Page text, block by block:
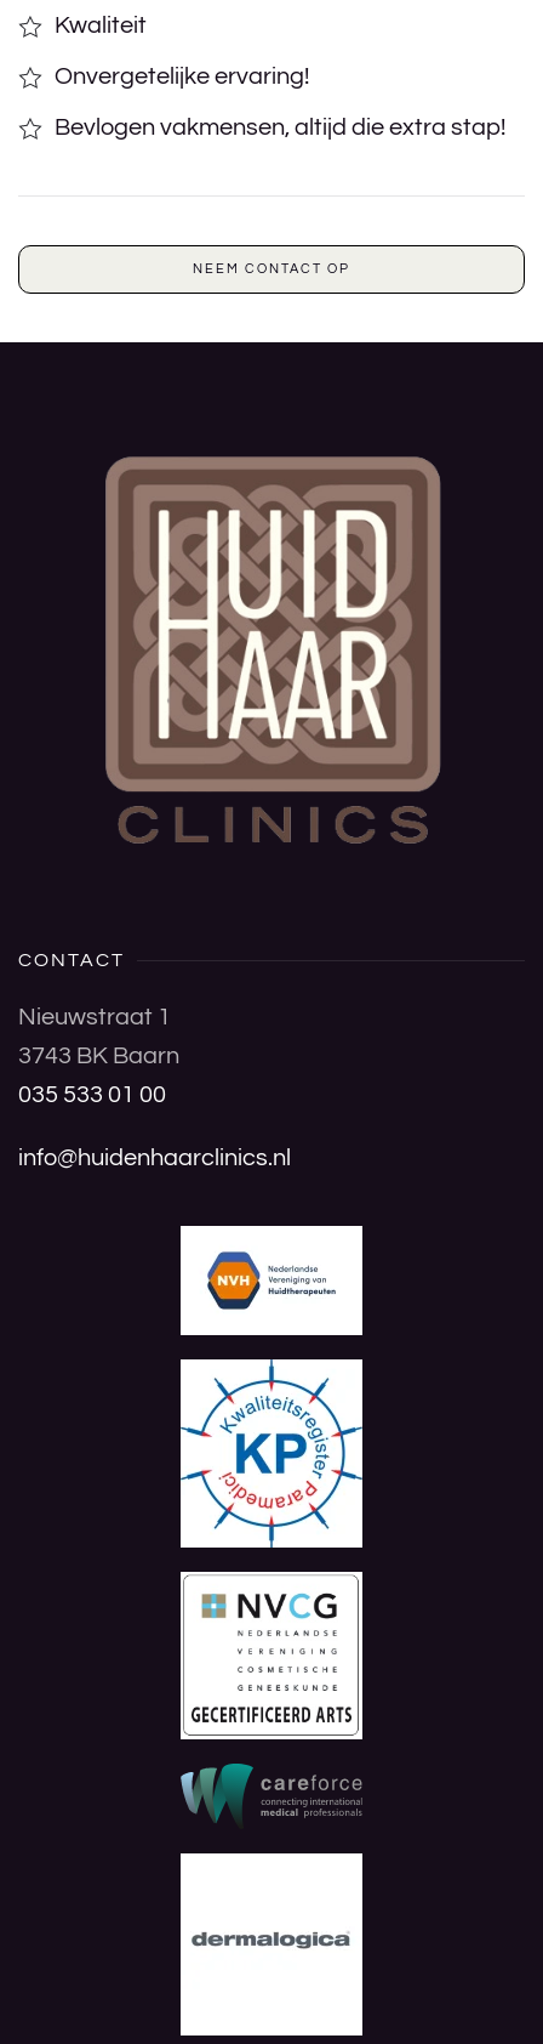
Kwaliteit
Onvergetelijke ervaring!
Bevlogen vakmensen, altijd die extra stap!
NEEM CONTACT OP
CONTACT
Nieuwstraat 1
3743 BK Baarn
035 533 01 00
info@huidenhaarclinics.nl